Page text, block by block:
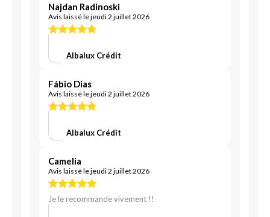
Najdan Radinoski
Avis laissé le jeudi 2 juillet 2026
Albalux Crédit
Fábio Dias
Avis laissé le jeudi 2 juillet 2026
Albalux Crédit
Camelia
Avis laissé le jeudi 2 juillet 2026
Je le recommande vivement !!